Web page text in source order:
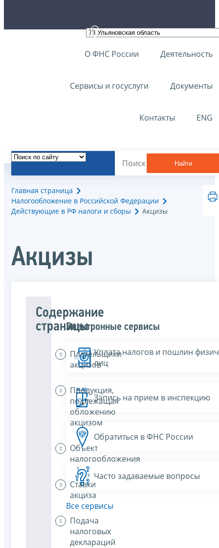
О ФНС России Деятельность
Сервисы и госуслуги Документы
Контакты ENG
Найти
Главная страница
Налогообложение в Российской Федерации
Действующие в РФ налоги и сборы
Акцизы
Акцизы
Содержание
страницы
Плательщики
акцизов
Продукция,
подлежащая
обложению
акцизом
Объект
налогообложения
Ставки
акциза
Подача
налоговых
деклараций
Электронные сервисы
Уплата налогов и пошлин
лиц
Запись на прием в инспекцию
Обратиться в ФНС России
Часто задаваемые вопросы
Все сервисы